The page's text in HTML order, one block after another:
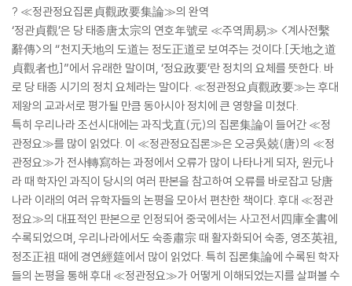
? ≪정관정요집론貞觀政要集論≫의 완역
‘정관貞觀’은 당 태종唐太宗의 연호年號로 ≪주역周易≫ <계사전繫
辭傳>의 “천지天地의 도道는 정도正道로 보여주는 것이다.[天地之道
貞觀者也]”에서 유래한 말이며, ‘정요政要’란 정치의 요체를 뜻한다. 바
로 당 태종 시기의 정치 요체라는 말이다. ≪정관정요貞觀政要≫는 후대
제왕의 교과서로 평가될 만큼 동아시아 정치에 큰 영향을 미쳤다.
특히 우리나라 조선시대에는 과직戈直(元)의 집론集論이 들어간 ≪정
관정요≫를 많이 읽었다. 이 ≪정관정요집론≫은 오긍吳兢(唐)의 ≪정
관정요≫가 전사轉寫하는 과정에서 오류가 많이 나타나게 되자, 원元나
라 때 학자인 과직이 당시의 여러 판본을 참고하여 오류를 바로잡고 당唐
나라 이래의 여러 유학자들의 논평을 모아서 편찬한 책이다. 후대 ≪정관
정요≫의 대표적인 판본으로 인정되어 중국에서는 사고전서四庫全書에
수록되었으며, 우리나라에서도 숙종肅宗 때 활자화되어 숙종, 영조英祖,
정조正祖 때에 경연經筵에서 많이 읽었다. 특히 집론集論에 수록된 학자
들의 논평을 통해 후대 ≪정관정요≫가 어떻게 이해되었는지를 살펴볼 수